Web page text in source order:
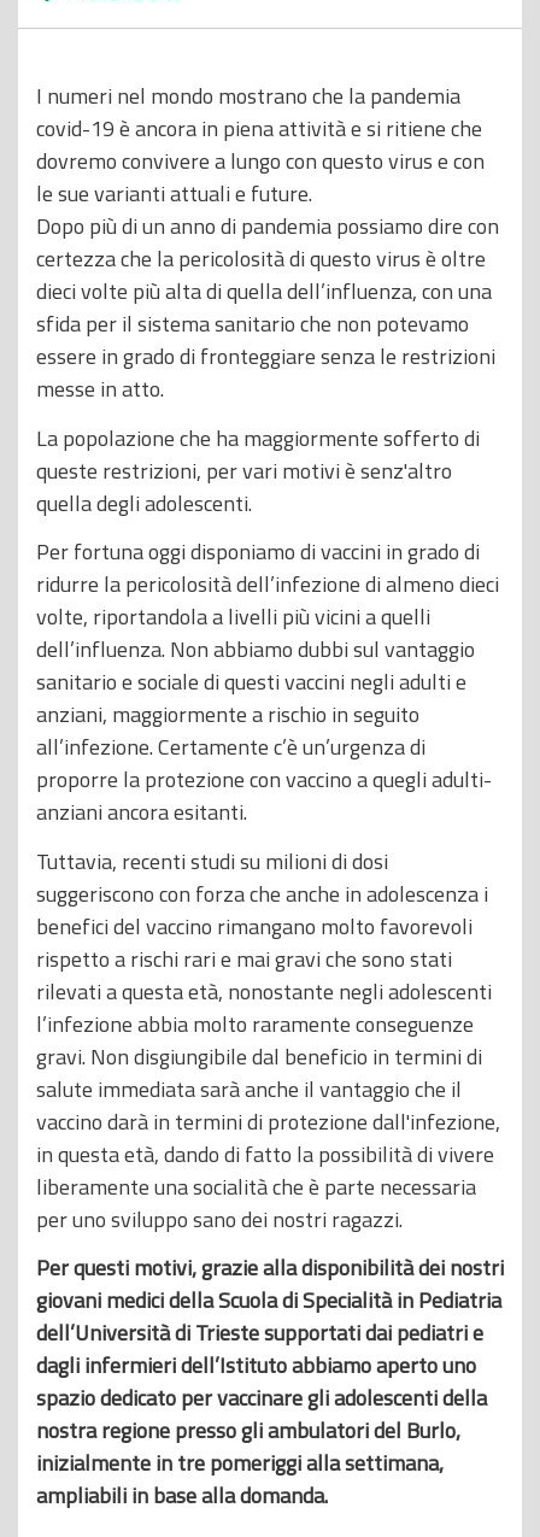
I numeri nel mondo mostrano che la pandemia
covid-19 è ancora in piena attività e si ritiene che
dovremo convivere a lungo con questo virus e con
le sue varianti attuali e future.
Dopo più di un anno di pandemia possiamo dire con
certezza che la pericolosità di questo virus è oltre
dieci volte più alta di quella dell’influenza, con una
sfida per il sistema sanitario che non potevamo
essere in grado di fronteggiare senza le restrizioni
messe in atto.
La popolazione che ha maggiormente sofferto di
queste restrizioni, per vari motivi è senz'altro
quella degli adolescenti.
Per fortuna oggi disponiamo di vaccini in grado di
ridurre la pericolosità dell’infezione di almeno dieci
volte, riportandola a livelli più vicini a quelli
dell’influenza. Non abbiamo dubbi sul vantaggio
sanitario e sociale di questi vaccini negli adulti e
anziani, maggiormente a rischio in seguito
all’infezione. Certamente c’è un’urgenza di
proporre la protezione con vaccino a quegli adulti-
anziani ancora esitanti.
Tuttavia, recenti studi su milioni di dosi
suggeriscono con forza che anche in adolescenza i
benefici del vaccino rimangano molto favorevoli
rispetto a rischi rari e mai gravi che sono stati
rilevati a questa età, nonostante negli adolescenti
l’infezione abbia molto raramente conseguenze
gravi. Non disgiungibile dal beneficio in termini di
salute immediata sarà anche il vantaggio che il
vaccino darà in termini di protezione dall'infezione,
in questa età, dando di fatto la possibilità di vivere
liberamente una socialità che è parte necessaria
per uno sviluppo sano dei nostri ragazzi.
Per questi motivi, grazie alla disponibilità dei nostri
giovani medici della Scuola di Specialità in Pediatria
dell’Università di Trieste supportati dai pediatri e
dagli infermieri dell’Istituto abbiamo aperto uno
spazio dedicato per vaccinare gli adolescenti della
nostra regione presso gli ambulatori del Burlo,
inizialmente in tre pomeriggi alla settimana,
ampliabili in base alla domanda.